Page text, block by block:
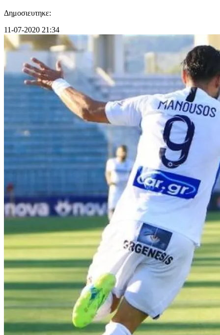
Δημοσιευτηκε:
11-07-2020 21:34